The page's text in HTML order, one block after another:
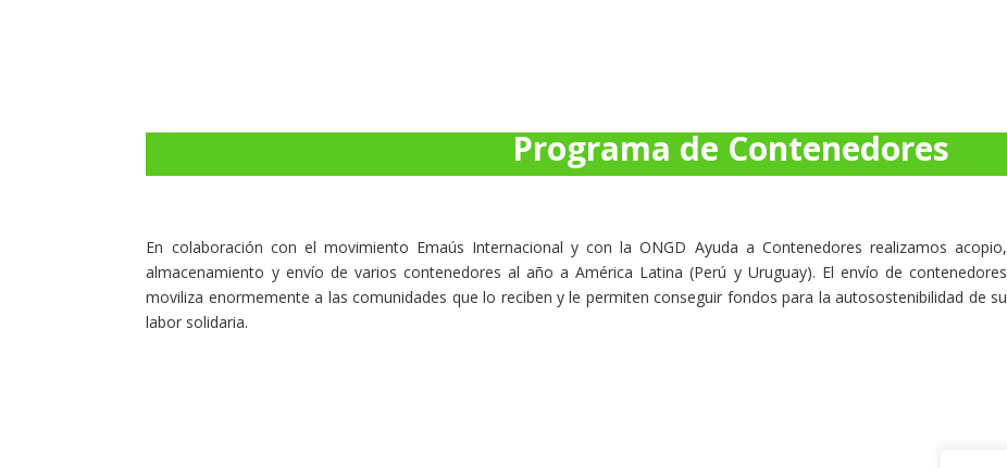
Programa de Contenedores
En colaboración con el movimiento Emaús Internacional y con la ONGD Ayuda a Contenedores realizamos acopio,
almacenamiento y envío de varios contenedores al año a América Latina (Perú y Uruguay). El envío de contenedores
moviliza enormemente a las comunidades que lo reciben y le permiten conseguir fondos para la autosostenibilidad de su
labor solidaria.